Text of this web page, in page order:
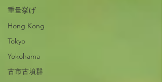
重量挙げ
Hong Kong
Tokyo
Yokohama
古市古墳群